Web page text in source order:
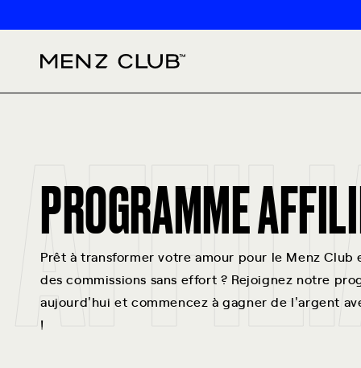
PROGRAMME
Prêt à transformer votre amour pour le Menz Club
des commissions sans effort ? Rejoignez notre
aujourd'hui et commencez à gagner de l'argent
!